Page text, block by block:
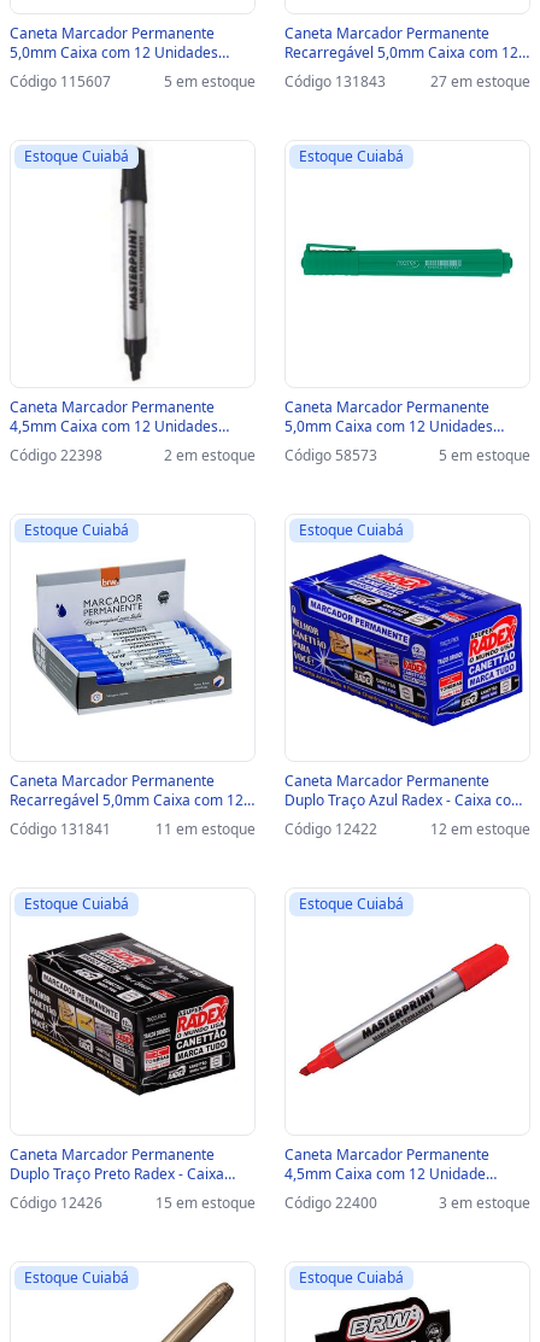
Caneta Marcador Permanente
5,0mm Caixa com 12 Unidades
Vermelho - BRW - CA4003 - CA4003
Código 115607 5 em estoque
Caneta Marcador Permanente
Recarregável 5,0mm Caixa com 12
Unidades Preto - BRW - CA7012 -
CA7012
Código 131843 27 em estoque
Estoque Cuiabá
Caneta Marcador Permanente
4,5mm Caixa com 12 Unidades
Preto - Masterprint - MP615 -
309040002
Código 22398 2 em estoque
Estoque Cuiabá
Caneta Marcador Permanente
5,0mm Caixa com 12 Unidades
Verde - BRW - CA4004 - CA4004
Código 58573 5 em estoque
Estoque Cuiabá
Caneta Marcador Permanente
Recarregável 5,0mm Caixa com 12
Unidades Azul - BRW - CA7011 -
CA7011
Código 131841 11 em estoque
Estoque Cuiabá
Caneta Marcador Permanente
Duplo Traço Azul Radex - Caixa com
12 Unidades - 138 - 138
Código 12422 12 em estoque
Estoque Cuiabá
Caneta Marcador Permanente
Duplo Traço Preto Radex - Caixa
com 12 Unidades - 139 - 139
Código 12426 15 em estoque
Estoque Cuiabá
Caneta Marcador Permanente
4,5mm Caixa com 12 Unidade
Vermelho - Masterprint - MP615 -
309040004
Código 22400 3 em estoque
Estoque Cuiabá Estoque Cuiabá